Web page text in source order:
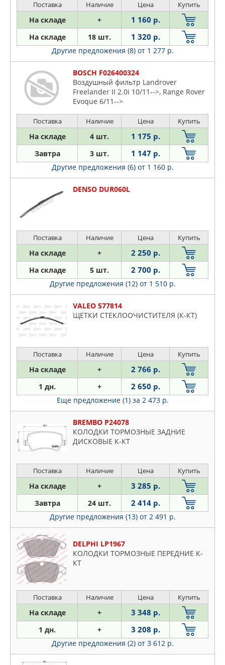
EVOQUE (LV ) 2.0i 16V/2.0D/4x4 15-
Поставка Наличие Цена Купить
На складе + 1 160 р.
На складе 18 шт. 1 320 р.
Другие предложения (8) от 1 277 р.
BOSCH F026400324
Воздушный фильтр Landrover
Freelander II 2.0i 10/11-->, Range Rover
Evoque 6/11-->
Поставка Наличие Цена Купить
На складе 4 шт. 1 175 р.
Завтра 3 шт. 1 147 р.
Другие предложения (6) от 1 160 р.
DENSO DUR060L
Поставка Наличие Цена Купить
На складе + 2 250 р.
На складе 5 шт. 2 700 р.
Другие предложения (12) от 1 510 р.
VALEO 577814
ЩЕТКИ СТЕКЛООЧИСТИТЕЛЯ (К-КТ)
Поставка Наличие Цена Купить
На складе + 2 766 р.
1 дн. + 2 650 р.
Еще предложение (1) за 2 473 р.
BREMBO P24078
КОЛОДКИ ТОРМОЗНЫЕ ЗАДНИЕ
ДИСКОВЫЕ К-КТ
Поставка Наличие Цена Купить
На складе + 3 285 р.
Завтра 24 шт. 2 414 р.
Другие предложения (13) от 2 491 р.
DELPHI LP1967
КОЛОДКИ ТОРМОЗНЫЕ ПЕРЕДНИЕ К-
КТ
Поставка Наличие Цена Купить
На складе + 3 348 р.
1 дн. + 3 208 р.
Другие предложения (2) от 3 612 р.